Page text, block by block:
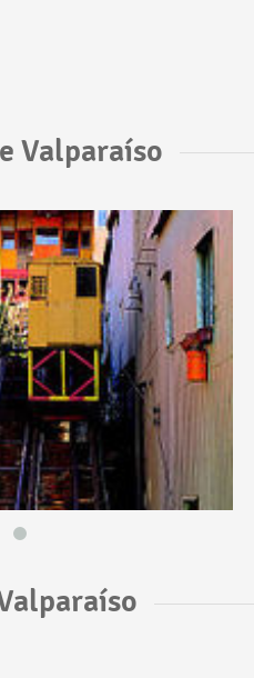
Valparaíso